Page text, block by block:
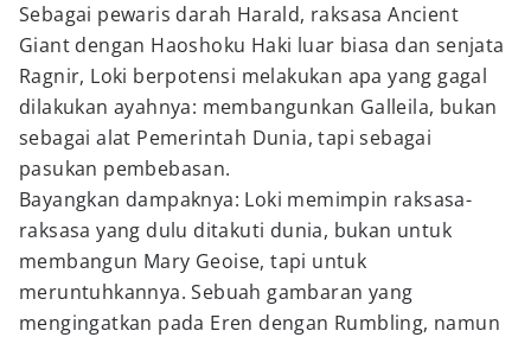
Sebagai pewaris darah Harald, raksasa Ancient
Giant dengan Haoshoku Haki luar biasa dan senjata
Ragnir, Loki berpotensi melakukan apa yang gagal
dilakukan ayahnya: membangunkan Galleila, bukan
sebagai alat Pemerintah Dunia, tapi sebagai
pasukan pembebasan.
Bayangkan dampaknya: Loki memimpin raksasa-
raksasa yang dulu ditakuti dunia, bukan untuk
membangun Mary Geoise, tapi untuk
meruntuhkannya. Sebuah gambaran yang
mengingatkan pada Eren dengan Rumbling, namun